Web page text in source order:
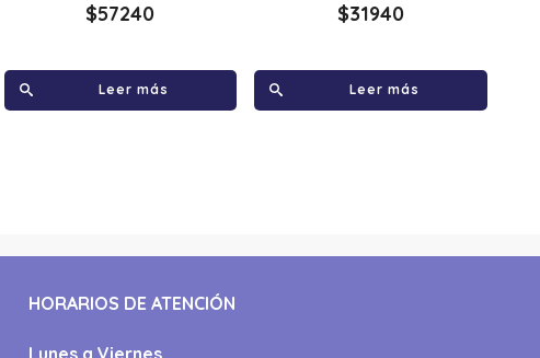
$57240
Leer más
$31940
Leer más
HORARIOS DE ATENCIÓN